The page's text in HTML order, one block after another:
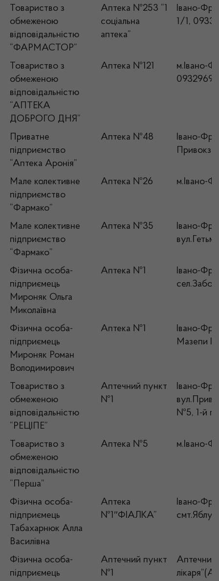
Товариство з
обмеженою
відповідальністю
“ФАРМАСТОР”
Аптека №253 “1
соціальна
аптека”
Івано-
1/1,
Товариство з
обмеженою
відповідальністю
“АПТЕКА
ДОБРОГО ДНЯ”
Аптека №121
м.Івано-
Приватне
підприємство
“Аптека Аронія”
Аптека №48
Івано-
Мале колективне
підприємство
“Фармако”
Аптека №26 м.Івано-
Мале колективне
підприємство
“Фармако”
Аптека №35
Івано-
Фізична особа-
підприємець
Мироняк Ольга
Миколаївна
Аптека №1
Івано-
Фізична особа-
підприємець
Мироняк Роман
Володимирович
Аптека №1
Івано-
Мазепи
Товариство з
обмеженою
відповідальністю
“РЕЦІПЕ”
Аптечний пункт
№1
Івано-
№5, 1-й
Товариство з
обмеженою
відповідальністю
“Перша”
Аптека №5 м.Івано-
Фізична особа-
підприємець
Табахарнюк Алла
Василівна
Аптека
№1″ФІАЛКА”
Івано-
Фізична особа-
підприємець
Аптечний пункт
№1
Аптечний